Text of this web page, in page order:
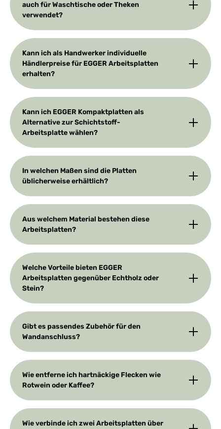
auch für Waschtische oder Theken
verwendet?
Kann ich als Handwerker individuelle
Händlerpreise für EGGER Arbeitsplatten
erhalten?
Kann ich EGGER Kompaktplatten als
Alternative zur Schichtstoff-
Arbeitsplatte wählen?
In welchen Maßen sind die Platten
üblicherweise erhältlich?
Aus welchem Material bestehen diese
Arbeitsplatten?
Welche Vorteile bieten EGGER
Arbeitsplatten gegenüber Echtholz oder
Stein?
Gibt es passendes Zubehör für den
Wandanschluss?
Wie entferne ich hartnäckige Flecken wie
Rotwein oder Kaffee?
Wie verbinde ich zwei Arbeitsplatten über